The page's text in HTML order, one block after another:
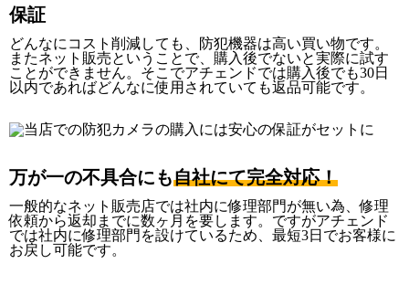
保証
どんなにコスト削減しても、防犯機器は高い買い物です。
またネット販売ということで、購入後でないと実際に試す
ことができません。そこでアチェンドでは購入後でも30日
以内であればどんなに使用されていても返品可能です。
万が一の不具合にも自社にて完全対応！
一般的なネット販売店では社内に修理部門が無い為、修理
依頼から返却までに数ヶ月を要します。ですがアチェンド
では社内に修理部門を設けているため、最短3日でお客様に
お戻し可能です。